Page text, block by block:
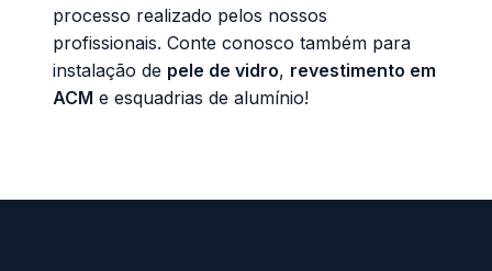
processo realizado pelos nossos
profissionais. Conte conosco também para
instalação de pele de vidro, revestimento em
ACM e esquadrias de alumínio!